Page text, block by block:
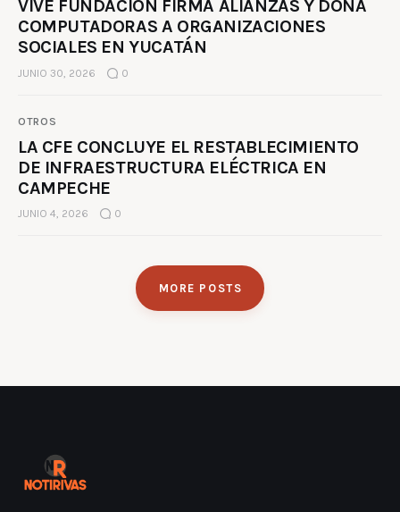
VIVE FUNDACIÓN FIRMA ALIANZAS Y DONA
COMPUTADORAS A ORGANIZACIONES
SOCIALES EN YUCATÁN
JUNIO 30, 2026 0
OTROS
LA CFE CONCLUYE EL RESTABLECIMIENTO
DE INFRAESTRUCTURA ELÉCTRICA EN
CAMPECHE
JUNIO 4, 2026 0
MORE POSTS